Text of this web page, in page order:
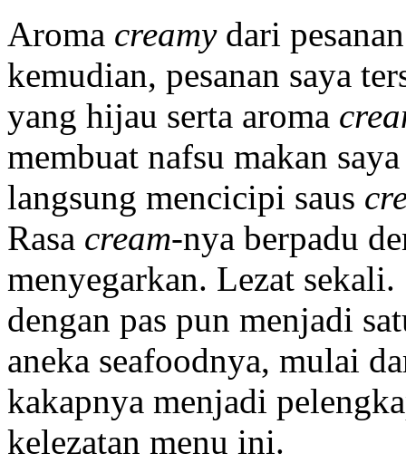
Aroma creamydari
kemudian, pesanan saya
yang hijau serta aroma
membuat nafsu makan
langsung mencicipi saus
Rasa cream-nya berpadu
menyegarkan. Lezat
dengan pas pun menjadi
aneka seafoodnya, mulai
kakapnya menjadi
kelezatan menu ini.